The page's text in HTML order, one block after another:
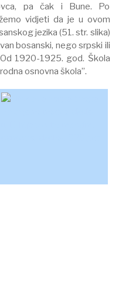
pa čak i Bune. Po
vidjeti da je u ovom
jezika (51. str. slika)
bosanski, nego srpski ili
1920-1925. god. Škola
osnovna škola”.